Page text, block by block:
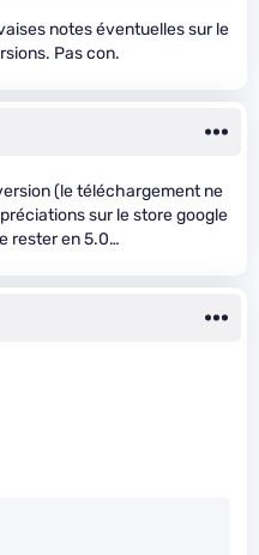
notes éventuelles sur le
Pas con.
(le téléchargement ne
sur le store google
rester en 5.0…